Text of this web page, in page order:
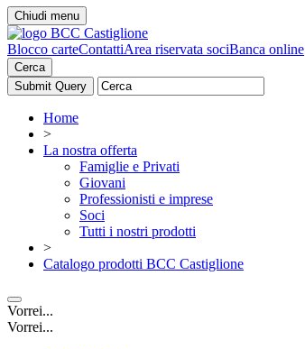
Chiudi menu
Blocco carteContattiArea riservata sociBanca online
Cerca
Home
>
La nostra offerta
Famiglie e Privati
Giovani
Professionisti e imprese
Soci
Tutti i nostri prodotti
>
Catalogo prodotti BCC Castiglione
Vorrei...
Vorrei...